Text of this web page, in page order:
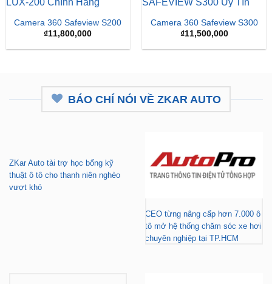
Camera 360 Safeview S200
₫11,800,000
Camera 360 Safeview S300
₫11,500,000
BÁO CHÍ NÓI VỀ ZKAR AUTO
ZKar Auto tài trợ học bổng kỹ
thuật ô tô cho thanh niên nghèo
vượt khó
CEO từng nâng cấp hơn 7.000 ô
tô mở hệ thống chăm sóc xe hơi
chuyên nghiệp tại TP.HCM